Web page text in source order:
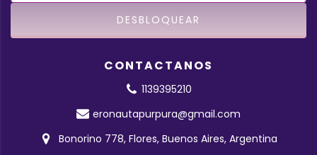
CONTACTANOS
1139395210
eronautapurpura@gmail.com
Bonorino 778, Flores, Buenos Aires, Argentina